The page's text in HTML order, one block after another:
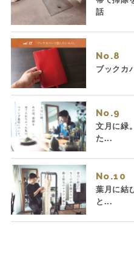
話
No.
ブックカ
No.
文月に緑
た...
No.
葉月に結
と...